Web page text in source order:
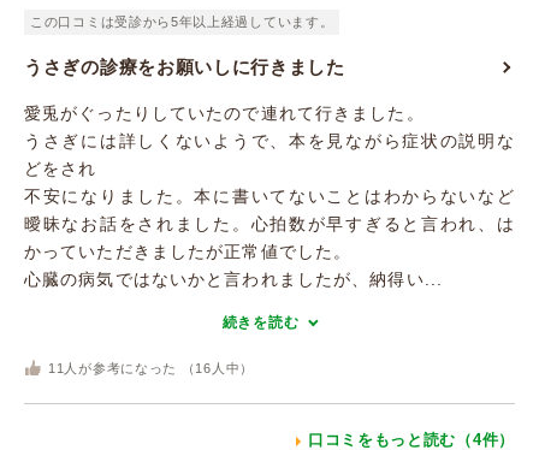
この口コミは受診から5年以上経過しています。
うさぎの診療をお願いしに行きました
愛兎がぐったりしていたので連れて行きました。
うさぎには詳しくないようで、本を見ながら症状の説明な
どをされ
不安になりました。本に書いてないことはわからないなど
曖昧なお話をされました。心拍数が早すぎると言われ、は
かっていただきましたが正常値でした。
心臓の病気ではないかと言われましたが、納得い...
続きを読む
11 人が参考になった （ 16 人中）
口コミをもっと読む（4件）